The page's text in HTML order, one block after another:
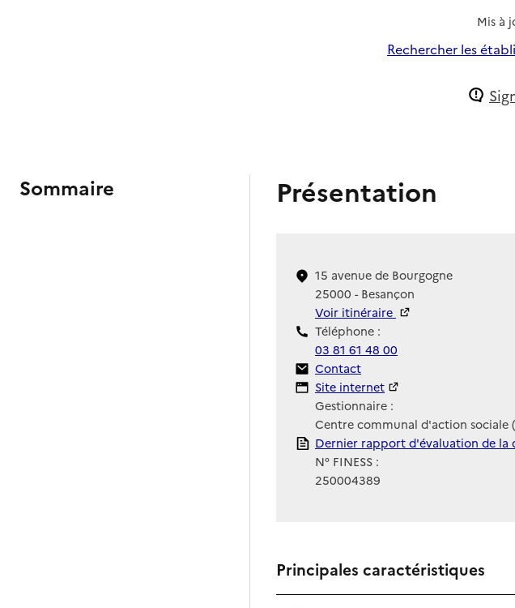
Mis à
Rechercher les
Sommaire Présentation
15 avenue de Bourgogne
25000 - Besançon
Voir itinéraire
Téléphone :
03 81 61 48 00
Contact
Contact
Site Internet
Site internet
Gestionnaire :
Centre communal d'action sociale
Rapport HAS
Dernier rapport d'évaluation de la
N° FINESS :
250004389
Principales caractéristiques